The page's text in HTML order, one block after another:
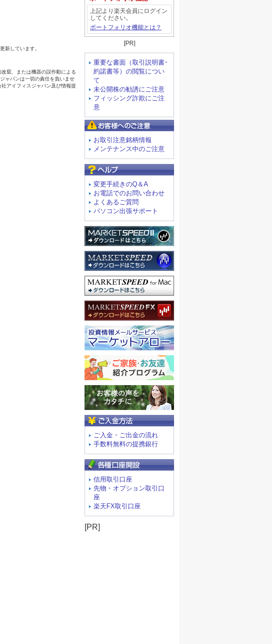
上記より楽天会員にログイン
してください。
ポートフォリオ機能とは？
[PR]
重要な書面（取引説明書･
約諾書等）の閲覧につい
て
未公開株の勧誘にご注意
フィッシング詐欺にご注
意
お取引注意銘柄情報
メンテナンス中のご注意
変更手続きのQ＆A
お電話でのお問い合わせ
よくあるご質問
パソコン出張サポート
ご入金・ご出金の流れ
手数料無料の提携銀行
信用取引口座
先物・オプション取引口
座
楽天FX取引口座
[PR]